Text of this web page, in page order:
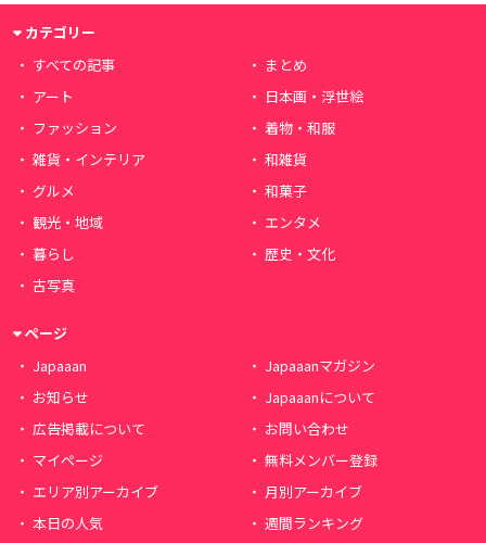
カテゴリー
すべての記事
まとめ
アート
日本画・浮世絵
ファッション
着物・和服
雑貨・インテリア
和雑貨
グルメ
和菓子
観光・地域
エンタメ
暮らし
歴史・文化
古写真
ページ
Japaaan
Japaaanマガジン
お知らせ
Japaaanについて
広告掲載について
お問い合わせ
マイページ
無料メンバー登録
エリア別アーカイブ
月別アーカイブ
本日の人気
週間ランキング